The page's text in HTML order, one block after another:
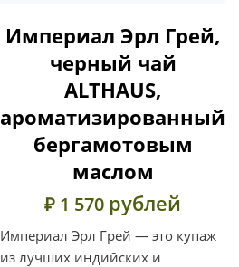
Империал Эрл Грей,
черный чай
ALTHAUS,
ароматизированный
бергамотовым
маслом
₽ 1 570 рублей
Империал Эрл Грей — это купаж
из лучших индийских и